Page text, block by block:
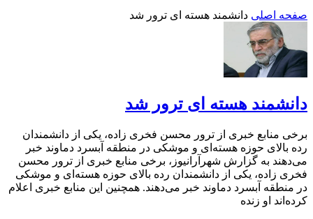
صفحه اصلی دانشمند هسته ای ترور شد
دانشمند هسته ای ترور شد
برخی منابع خبری از ترور محسن فخری زاده، یکی از دانشمندان
رده بالای حوزه هسته‌ای و موشکی در منطقه آبسرد دماوند خبر
می‌دهند به گزارش شهرآرانیوز، برخی منابع خبری از ترور محسن
فخری زاده، یکی از دانشمندان رده بالای حوزه هسته‌ای و موشکی
در منطقه آبسرد دماوند خبر می‌دهند. همچنین این منابع خبری اعلام
کرده‌اند او زنده